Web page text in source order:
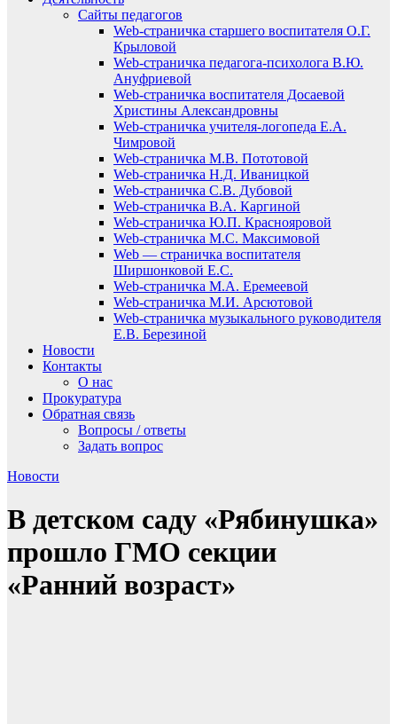
Сайты педагогов
Web-страничка старшего воспитателя О.Г.
Крыловой
Web-страничка педагога-психолога В.Ю.
Ануфриевой
Web-страничка воспитателя Досаевой
Христины Александровны
Web-страничка учителя-логопеда Е.А.
Чимровой
Web-страничка М.В. Пототовой
Web-страничка Н.Д. Иваницкой
Web-страничка С.В. Дубовой
Web-страничка В.А. Каргиной
Web-страничка Ю.П. Краснояровой
Web-страничка М.С. Максимовой
Web — страничка воспитателя
Ширшонковой Е.С.
Web-страничка М.А. Еремеевой
Web-страничка М.И. Арсютовой
Web-страничка музыкального руководителя
Е.В. Березиной
Новости
Контакты
О нас
Прокуратура
Обратная связь
Вопросы / ответы
Задать вопрос
Новости
В детском саду «Рябинушка»
прошло ГМО секции
«Ранний возраст»